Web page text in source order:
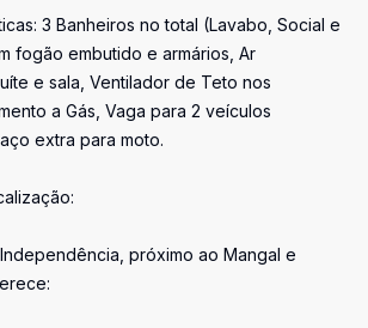
3 Banheiros no total (Lavabo, Social e
fogão embutido e armários, Ar
e sala, Ventilador de Teto nos
a Gás, Vaga para 2 veículos
extra para moto.
próximo ao Mangal e